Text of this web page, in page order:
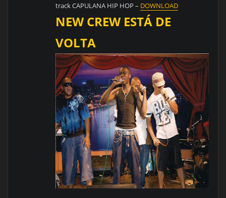
track CAPULANA HIP HOP – DOWNLOAD
NEW CREW ESTÁ DE
VOLTA